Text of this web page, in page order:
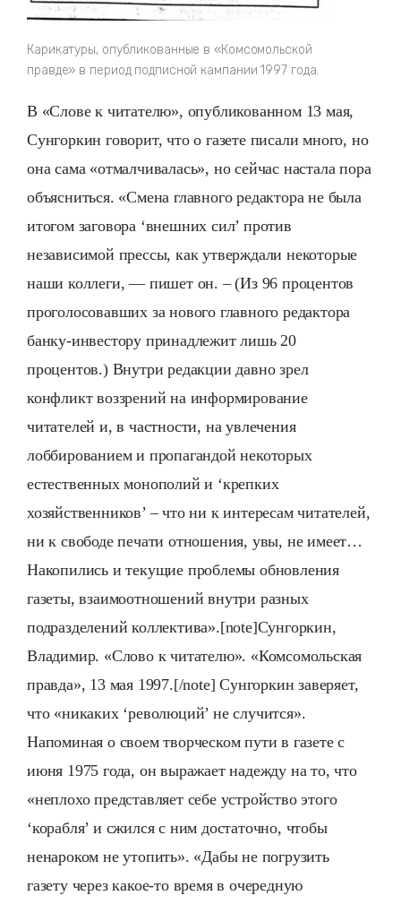
Карикатуры, опубликованные в «Комсомольской
правде» в период подписной кампании 1997 года.
В «Слове к читателю», опубликованном 13 мая,
Сунгоркин говорит, что о газете писали много, но
она сама «отмалчивалась», но сейчас настала пора
объясниться. «Смена главного редактора не была
итогом заговора ‘внешних сил’ против
независимой прессы, как утверждали некоторые
наши коллеги, — пишет он. – (Из 96 процентов
проголосовавших за нового главного редактора
банку-инвестору принадлежит лишь 20
процентов.) Внутри редакции давно зрел
конфликт воззрений на информирование
читателей и, в частности, на увлечения
лоббированием и пропагандой некоторых
естественных монополий и ‘крепких
хозяйственников’ – что ни к интересам читателей,
ни к свободе печати отношения, увы, не имеет…
Накопились и текущие проблемы обновления
газеты, взаимоотношений внутри разных
подразделений коллектива».[note]Сунгоркин,
Владимир. «Слово к читателю». «Комсомольская
правда», 13 мая 1997.[/note] Сунгоркин заверяет,
что «никаких ‘революций’ не случится».
Напоминая о своем творческом пути в газете с
июня 1975 года, он выражает надежду на то, что
«неплохо представляет себе устройство этого
‘корабля’ и сжился с ним достаточно, чтобы
ненароком не утопить». «Дабы не погрузить
газету через какое-то время в очередную